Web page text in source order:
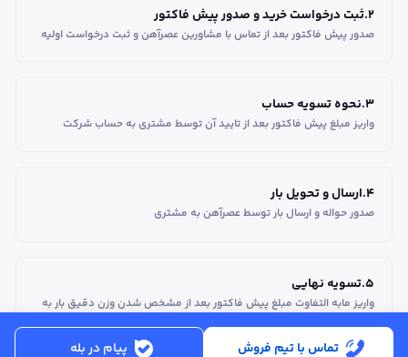
2
.ثبت درخواست خرید و صدور پیش فاکتور
صدور پیش فاکتور بعد از تماس با مشاورین عصر‌آهن و ثبت درخواست اولیه
3
.نحوه تسویه حساب
واریز مبلغ پیش فاکتور بعد از تایید آن توسط مشتری به حساب شرکت
4
.ارسال و تحویل بار
صدور حواله و ارسال بار توسط عصرآهن به مشتری
5
.تسویه نهایی
واریز مابه التفاوت مبلغ پیش فاکتور بعد از مشخص شدن وزن دقیق بار به
تماس با تیم فروش پیام در بله